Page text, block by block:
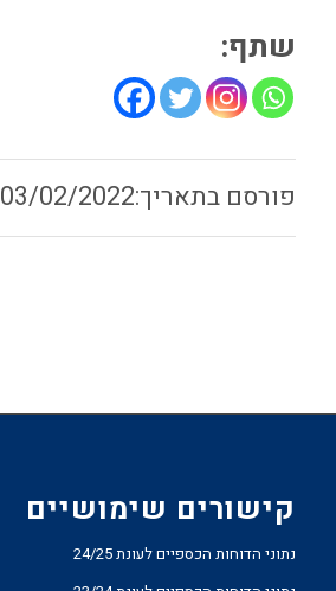
שתף:
03/02/2022
קישורים שימושיים
נתוני הדוחות הכספיים לעונת 24/25